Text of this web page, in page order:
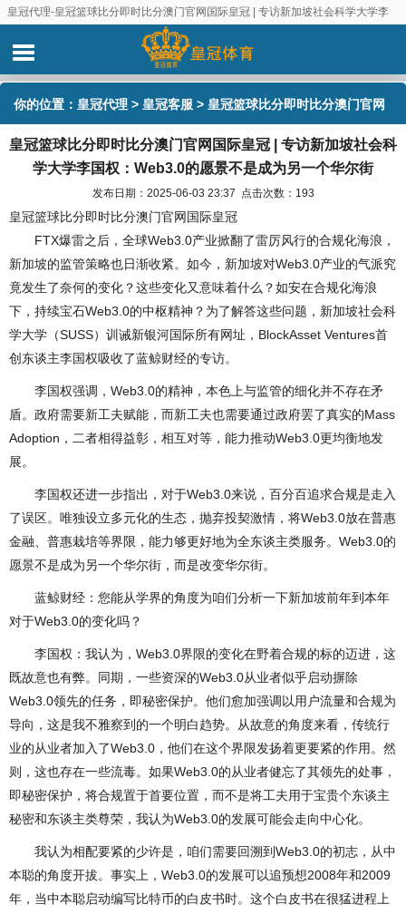
皇冠代理-皇冠篮球比分即时比分澳门官网国际皇冠 | 专访新加坡社会科学大学李
国权：Web3.0的愿景不是成为另一个华尔街
你的位置： 皇冠代理 > 皇冠客服 > 皇冠篮球比分即时比分澳门官网
国际皇冠 | 专访新加坡社会科学大学李国权：Web3.0的愿景不是成
为另一个华尔街
皇冠篮球比分即时比分澳门官网国际皇冠 | 专访新加坡社会科
学大学李国权：Web3.0的愿景不是成为另一个华尔街
发布日期：2025-06-03 23:37 点击次数：193
皇冠篮球比分即时比分澳门官网国际皇冠
FTX爆雷之后，全球Web3.0产业掀翻了雷厉风行的合规化海浪，
新加坡的监管策略也日渐收紧。如今，新加坡对Web3.0产业的气派究
竟发生了奈何的变化？这些变化又意味着什么？如安在合规化海浪
下，持续宝石Web3.0的中枢精神？为了解答这些问题，新加坡社会科
学大学（SUSS）训诫新银河国际所有网址，BlockAsset Ventures首
创东谈主李国权吸收了蓝鲸财经的专访。
李国权强调，Web3.0的精神，本色上与监管的细化并不存在矛
盾。政府需要新工夫赋能，而新工夫也需要通过政府罢了真实的Mass
Adoption，二者相得益彰，相互对等，能力推动Web3.0更均衡地发
展。
李国权还进一步指出，对于Web3.0来说，百分百追求合规是走入
了误区。唯独设立多元化的生态，抛弃投契激情，将Web3.0放在普惠
金融、普惠栽培等界限，能力够更好地为全东谈主类服务。Web3.0的
愿景不是成为另一个华尔街，而是改变华尔街。
蓝鲸财经：您能从学界的角度为咱们分析一下新加坡前年到本年
对于Web3.0的变化吗？
李国权：我认为，Web3.0界限的变化在野着合规的标的迈进，这
既故意也有弊。同期，一些资深的Web3.0从业者似乎启动摒除
Web3.0领先的任务，即秘密保护。他们愈加强调以用户流量和合规为
导向，这是我不雅察到的一个明白趋势。从故意的角度来看，传统行
业的从业者加入了Web3.0，他们在这个界限发扬着更要紧的作用。然
则，这也存在一些流毒。如果Web3.0的从业者健忘了其领先的处事，
即秘密保护，将合规置于首要位置，而不是将工夫用于宝贵个东谈主
秘密和东谈主类尊荣，我认为Web3.0的发展可能会走向中心化。
我认为相配要紧的少许是，咱们需要回溯到Web3.0的初志，从中
本聪的角度开拔。事实上，Web3.0的发展可以追预想2008年和2009
年，当中本聪启动编写比特币的白皮书时。这个白皮书在很猛进程上